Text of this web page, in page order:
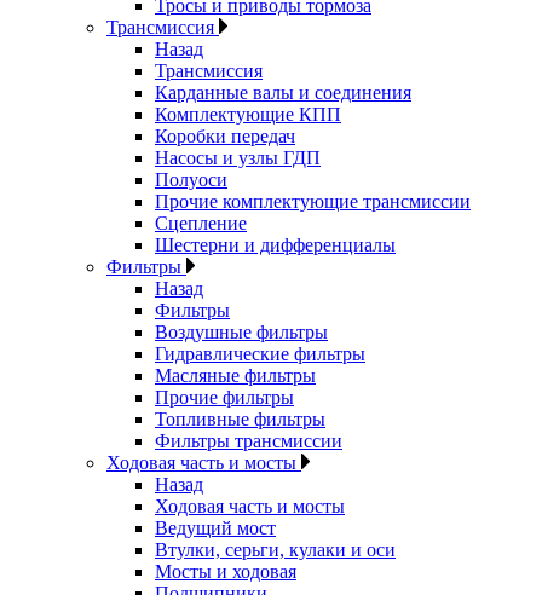
Тросы и приводы тормоза
Трансмиссия
Назад
Трансмиссия
Карданные валы и соединения
Комплектующие КПП
Коробки передач
Насосы и узлы ГДП
Полуоси
Прочие комплектующие трансмиссии
Сцепление
Шестерни и дифференциалы
Фильтры
Назад
Фильтры
Воздушные фильтры
Гидравлические фильтры
Масляные фильтры
Прочие фильтры
Топливные фильтры
Фильтры трансмиссии
Ходовая часть и мосты
Назад
Ходовая часть и мосты
Ведущий мост
Втулки, серьги, кулаки и оси
Мосты и ходовая